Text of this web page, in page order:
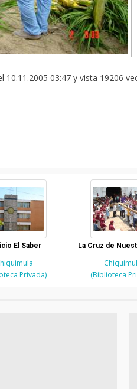
03:47 y vista 19206
El Saber
Privada)
La Cruz de
(Biblioteca